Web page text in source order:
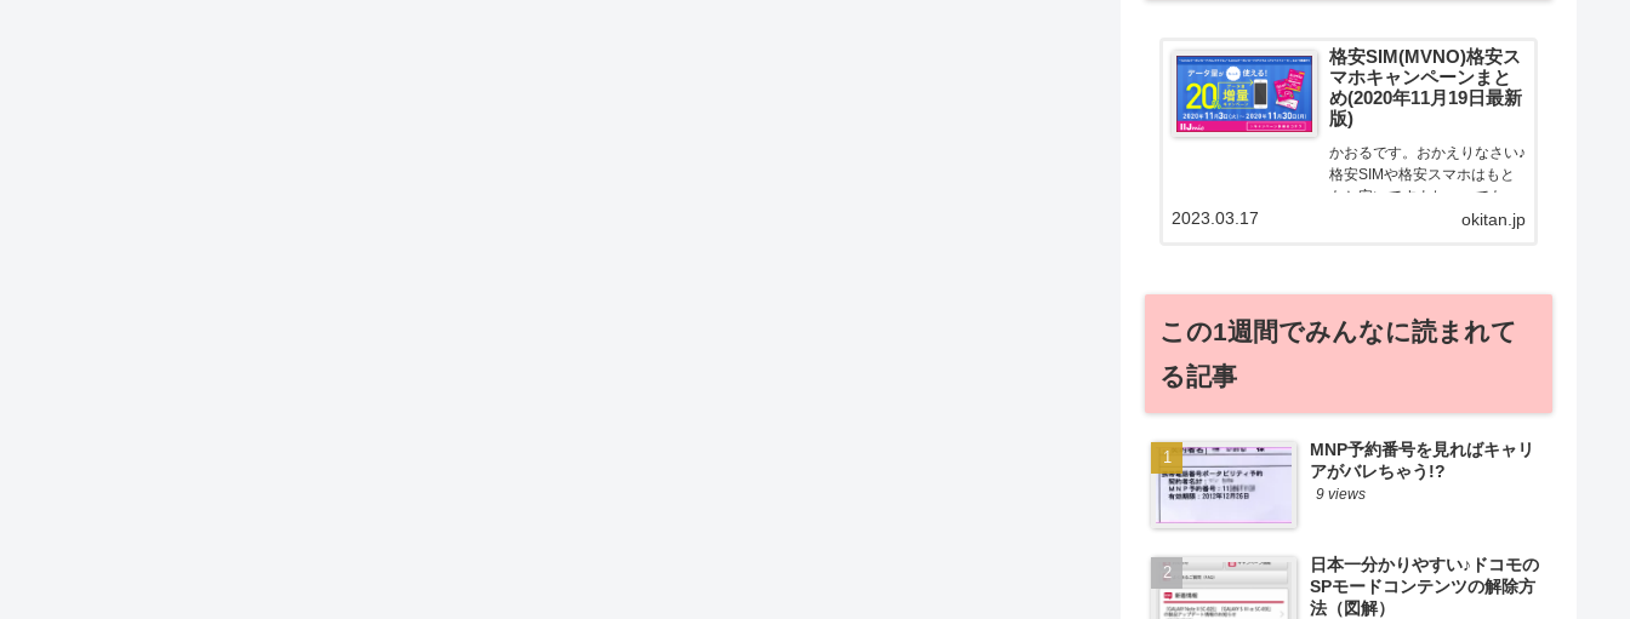
格安SIM(MVNO)格安ス
マホキャンペーンまと
め(2020年11月19日最新
版)
かおるです。おかえりなさい♪
格安SIMや格安スマホはもと
もと安いですよねー。でも！
どうせ契約するなら安くお得
かおるが調べた案件をこっ
そ...
okitan.jp
2023.03.17
この1週間でみんなに読まれて
る記事
MNP予約番号を見ればキャリ
アがバレちゃう!?
9 views
日本一分かりやすい♪ドコモの
SPモードコンテンツの解除方
法（図解）